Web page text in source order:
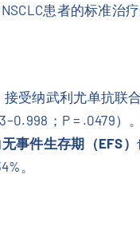
患者的标准治疗
受纳武利尤单抗联
；P = .0479
无事件生存期（EFS）
。